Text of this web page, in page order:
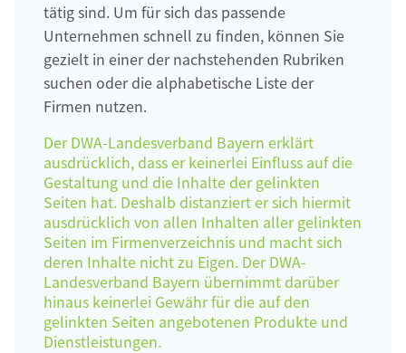
tätig sind. Um für sich das passende
Unternehmen schnell zu finden, können Sie
gezielt in einer der nachstehenden Rubriken
suchen oder die alphabetische Liste der
Firmen nutzen.
Der DWA-Landesverband Bayern erklärt
ausdrücklich, dass er keinerlei Einfluss auf die
Gestaltung und die Inhalte der gelinkten
Seiten hat. Deshalb distanziert er sich hiermit
ausdrücklich von allen Inhalten aller gelinkten
Seiten im Firmenverzeichnis und macht sich
deren Inhalte nicht zu Eigen. Der DWA-
Landesverband Bayern übernimmt darüber
hinaus keinerlei Gewähr für die auf den
gelinkten Seiten angebotenen Produkte und
Dienstleistungen.